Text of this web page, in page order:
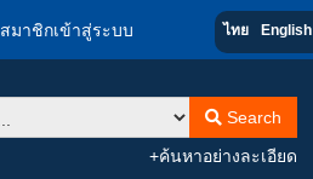
สมาชิกเข้าสู่ระบบ ไทย English
Search
+ค้นหาอย่างละเอียด